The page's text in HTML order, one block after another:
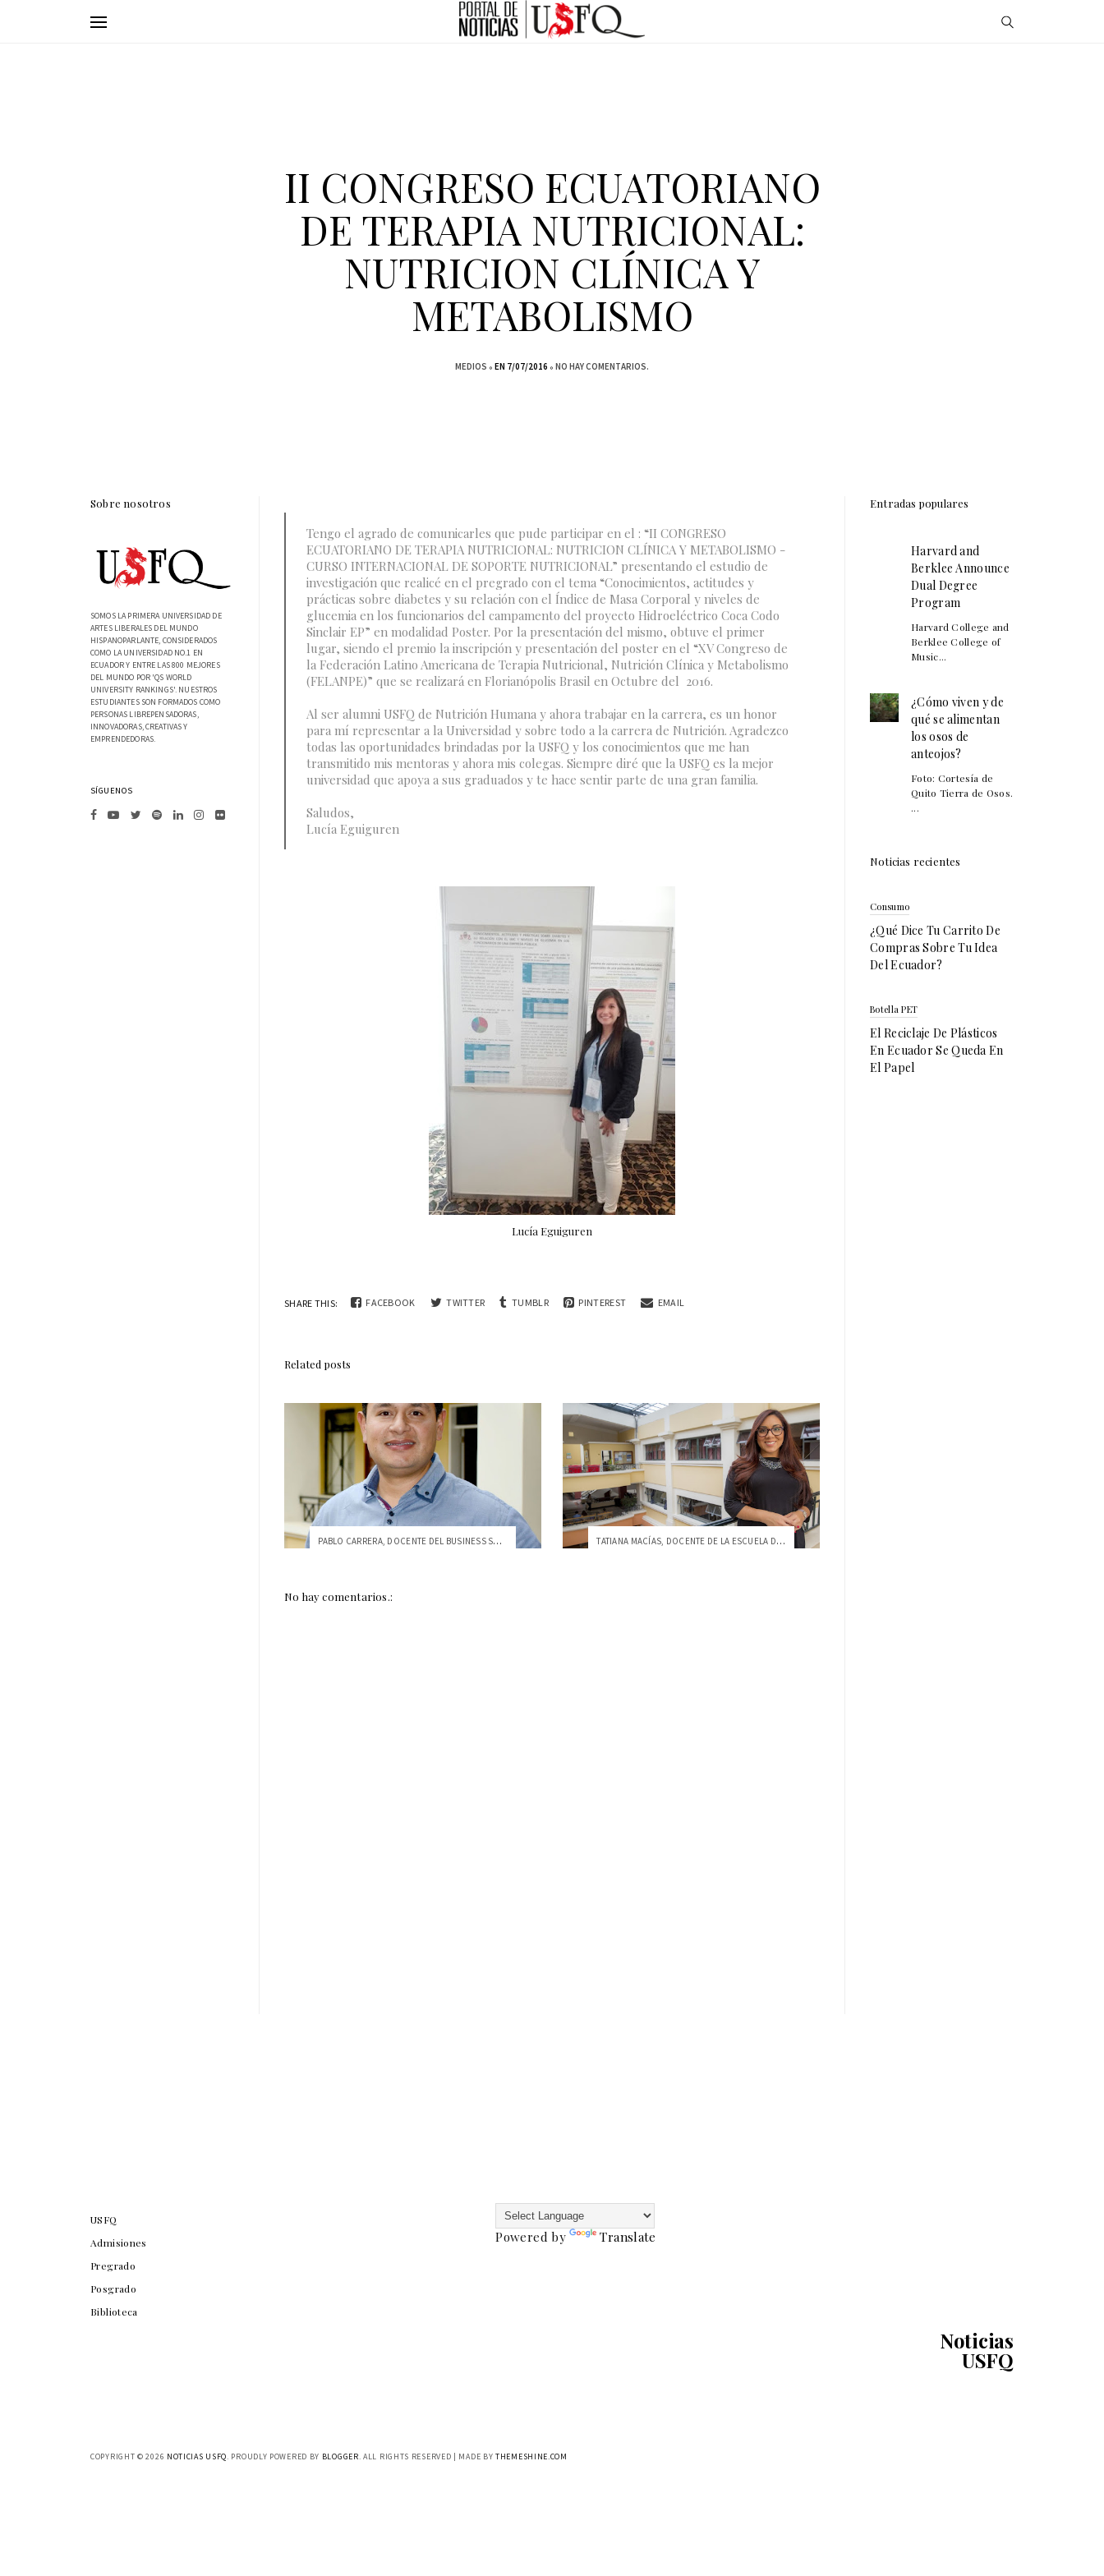
II CONGRESO ECUATORIANO
DE TERAPIA NUTRICIONAL:
NUTRICION CLÍNICA Y
METABOLISMO
MEDIOS EN 7/07/2016 NO HAY COMENTARIOS.
Tengo el agrado de comunicarles que pude participar en el : “II CONGRESO
ECUATORIANO DE TERAPIA NUTRICIONAL: NUTRICION CLÍNICA Y METABOLISMO -
CURSO INTERNACIONAL DE SOPORTE NUTRICIONAL” presentando el estudio de
investigación que realicé en el pregrado con el tema “Conocimientos, actitudes y
prácticas sobre diabetes y su relación con el Índice de Masa Corporal y niveles de
glucemia en los funcionarios del campamento del proyecto Hidroeléctrico Coca Codo
Sinclair EP” en modalidad Poster. Por la presentación del mismo, obtuve el primer
lugar, siendo el premio la inscripción y presentación del poster en el “XV Congreso de
la Federación Latino Americana de Terapia Nutricional, Nutrición Clínica y Metabolismo
(FELANPE)” que se realizará en Florianópolis Brasil en Octubre del 2016.
Al ser alumni USFQ de Nutrición Humana y ahora trabajar en la carrera, es un honor
para mí representar a la Universidad y sobre todo a la carrera de Nutrición. Agradezco
todas las oportunidades brindadas por la USFQ y los conocimientos que me han
transmitido mis mentoras y ahora mis colegas. Siempre diré que la USFQ es la mejor
universidad que apoya a sus graduados y te hace sentir parte de una gran familia.
Saludos,
Lucía Eguiguren
Lucía Eguiguren
SHARE THIS: FACEBOOK TWITTER TUMBLR PINTEREST EMAIL
Related posts
PABLO CARRERA, DOCENTE DEL BUSINESS SCHO... TATIANA MACÍAS, DOCENTE DE LA ESCUELA DE...
No hay comentarios.:
Sobre nosotros
SOMOS LA PRIMERA UNIVERSIDAD DE
ARTES LIBERALES DEL MUNDO
HISPANOPARLANTE, CONSIDERADOS
COMO LA UNIVERSIDAD NO.1 EN
ECUADOR Y ENTRE LAS 800 MEJORES
DEL MUNDO POR 'QS WORLD
UNIVERSITY RANKINGS'. NUESTROS
ESTUDIANTES SON FORMADOS COMO
PERSONAS LIBREPENSADORAS,
INNOVADORAS, CREATIVAS Y
EMPRENDEDORAS.
SÍGUENOS
Entradas populares
Harvard and
Berklee Announce
Dual Degree
Program
Harvard College and
Berklee College of
Music...
¿Cómo viven y de
qué se alimentan
los osos de
anteojos?
Foto: Cortesía de
Quito Tierra de Osos.
...
Noticias recientes
Consumo
¿Qué Dice Tu Carrito De
Compras Sobre Tu Idea
Del Ecuador?
Botella PET
El Reciclaje De Plásticos
En Ecuador Se Queda En
El Papel
USFQ
Admisiones
Pregrado
Posgrado
Biblioteca
Powered by Translate
Noticias
USFQ
COPYRIGHT ©2026 NOTICIAS USFQ. PROUDLY POWERED BY BLOGGER. ALL RIGHTS RESERVED | MADE BYTHEMESHINE.COM